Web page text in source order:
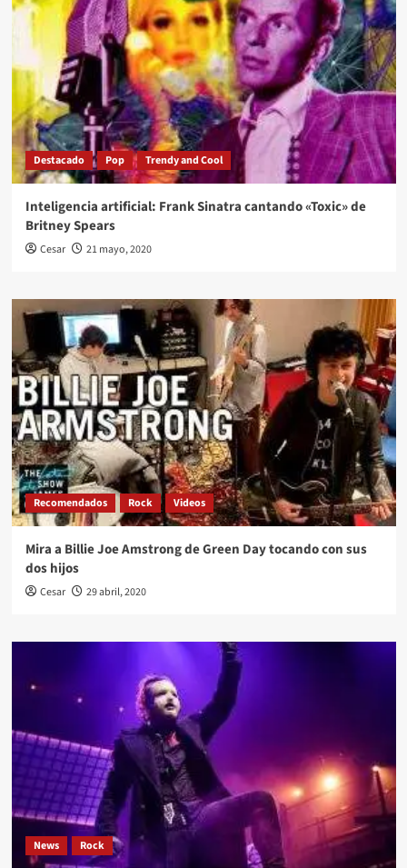
Destacado Pop Trendy and Cool
Inteligencia artificial: Frank Sinatra cantando «Toxic» de
Britney Spears
Cesar 21 mayo, 2020
Recomendados Rock Videos
Mira a Billie Joe Amstrong de Green Day tocando con sus
dos hijos
Cesar 29 abril, 2020
News Rock